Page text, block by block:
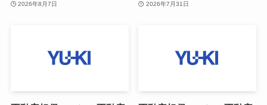
2026年8月7日 2026年7月31日